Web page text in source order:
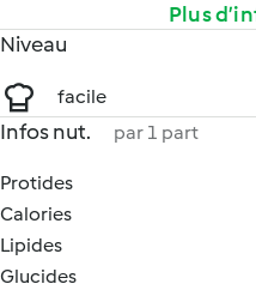
Plus
Niveau
facile
Infos nut. par 1 part
Protides
Calories
Lipides
Glucides